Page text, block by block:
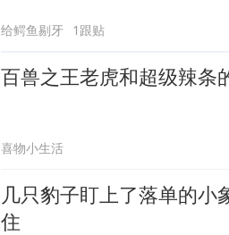
给鳄鱼剔牙 1跟贴
百兽之王老虎和超级辣条
喜物小生活
几只豹子盯上了落单的小
住